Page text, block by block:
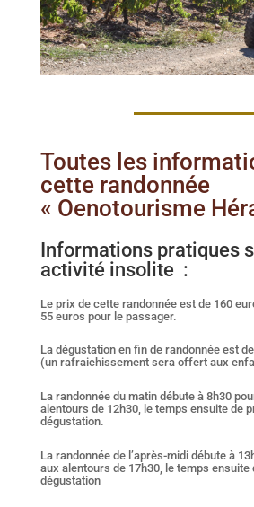
Toutes les
cette randonnée
« Oenotourisme
Informations pratiques
activité insolite :
Le prix de cette randonnée est de 160
55 euros pour le passager.
La dégustation en fin de randonnée est
(un rafraichissement sera offert aux
La randonnée du matin débute à 8h30
alentours de 12h30, le temps ensuite de
dégustation.
La randonnée de l’après-midi débute à
aux alentours de 17h30, le temps ensuite
dégustation